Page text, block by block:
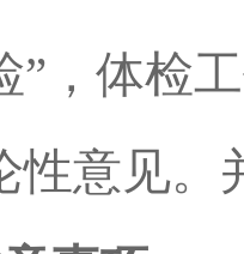
”，体检
性意见